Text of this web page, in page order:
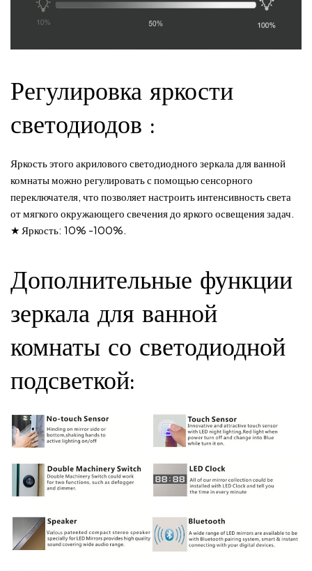
Регулировка яркости
светодиодов :
Яркость этого акрилового светодиодного зеркала для ванной
комнаты можно регулировать с помощью сенсорного
переключателя, что позволяет настроить интенсивность света
от мягкого окружающего свечения до яркого освещения задач.
★ Яркость: 10% -100%.
Дополнительные функции
зеркала для ванной
комнаты со светодиодной
подсветкой: